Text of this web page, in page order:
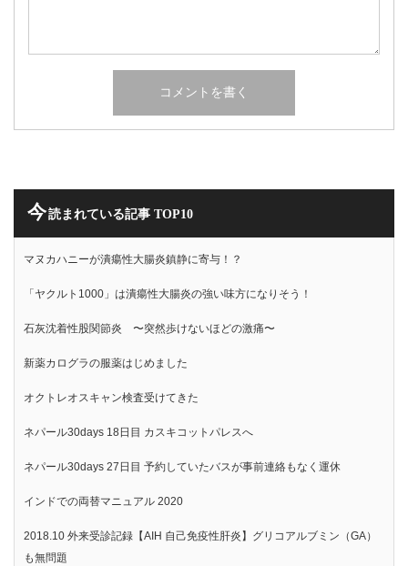
今読まれている記事 TOP10
マヌカハニーが潰瘍性大腸炎鎮静に寄与！？
「ヤクルト1000」は潰瘍性大腸炎の強い味方になりそう！
石灰沈着性股関節炎 〜突然歩けないほどの激痛〜
新薬カログラの服薬はじめました
オクトレオスキャン検査受けてきた
ネパール30days 18日目 カスキコットパレスへ
ネパール30days 27日目 予約していたバスが事前連絡もなく運休
インドでの両替マニュアル 2020
2018.10 外来受診記録【AIH 自己免疫性肝炎】グリコアルブミン（GA）
も無問題